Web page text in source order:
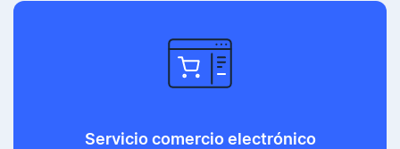
Servicio comercio electrónico